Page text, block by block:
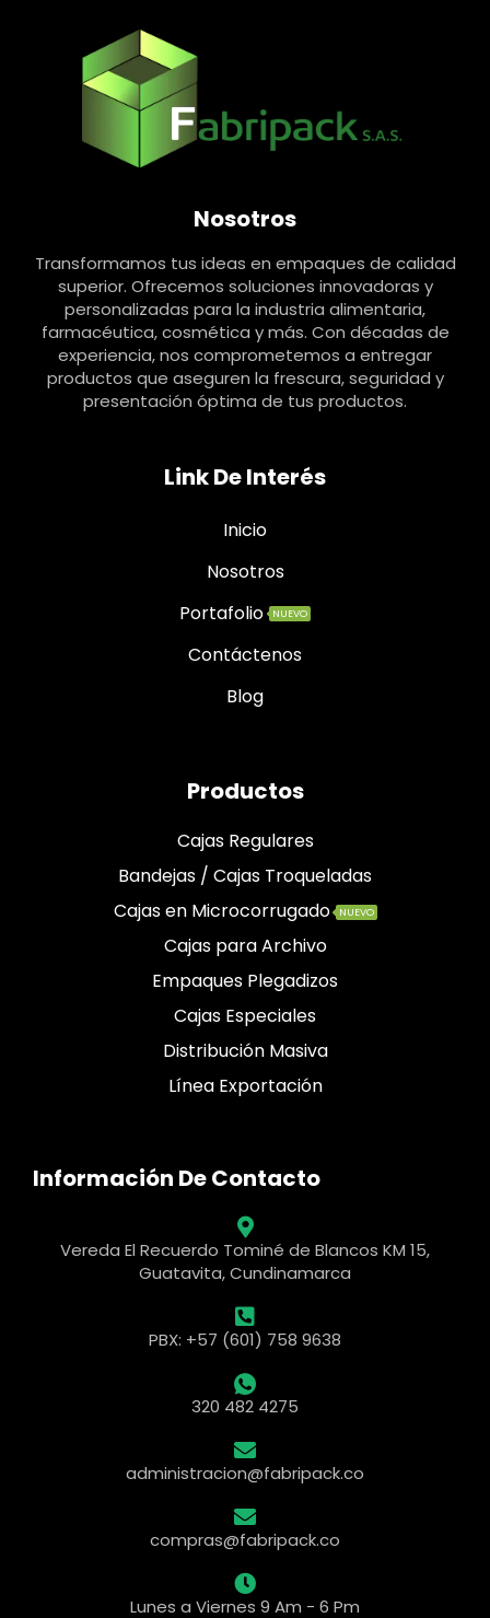
Nosotros
Transformamos tus ideas en empaques de calidad
superior. Ofrecemos soluciones innovadoras y
personalizadas para la industria alimentaria,
farmacéutica, cosmética y más. Con décadas de
experiencia, nos comprometemos a entregar
productos que aseguren la frescura, seguridad y
presentación óptima de tus productos.
Link De Interés
Inicio
Nosotros
Portafolio
NUEVO
Contáctenos
Blog
Productos
Cajas Regulares
Bandejas / Cajas Troqueladas
Cajas en Microcorrugado
NUEVO
Cajas para Archivo
Empaques Plegadizos
Cajas Especiales
Distribución Masiva
Línea Exportación
Información De Contacto
Vereda El Recuerdo Tominé de Blancos KM 15,
Guatavita, Cundinamarca
PBX: +57 (601) 758 9638
320 482 4275
administracion@fabripack.co
compras@fabripack.co
Lunes a Viernes 9 Am - 6 Pm